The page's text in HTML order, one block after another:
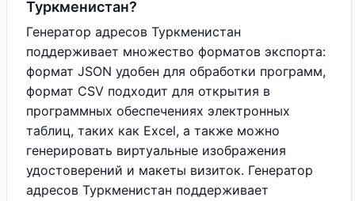
Туркменистан?
Генератор адресов Туркменистан
поддерживает множество форматов экспорта:
формат JSON удобен для обработки программ,
формат CSV подходит для открытия в
программных обеспечениях электронных
таблиц, таких как Excel, а также можно
генерировать виртуальные изображения
удостоверений и макеты визиток. Генератор
адресов Туркменистан поддерживает